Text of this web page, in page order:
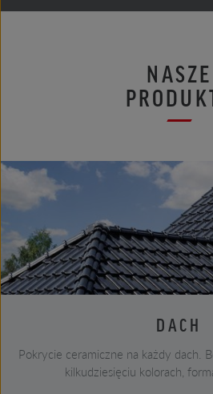
NASZE
DACH
Pokrycie ceramiczne na każdy dach.
kilkudziesięciu kolorach,